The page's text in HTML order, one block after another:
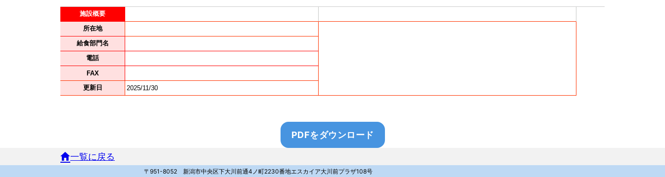
PDFをダウンロード
一覧に戻る
〒951-8052 新潟市中央区下大川前通4ノ町2230番地エスカイア大川前プラザ108号